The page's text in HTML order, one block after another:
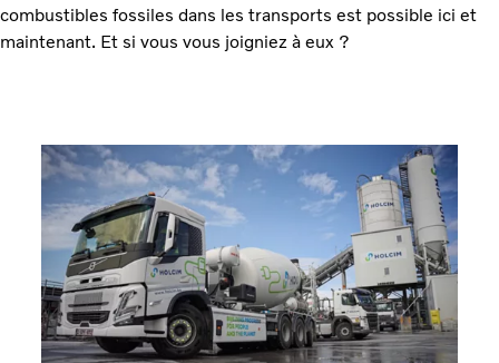
combustibles fossiles dans les transports est possible ici et
maintenant. Et si vous vous joigniez à eux ?